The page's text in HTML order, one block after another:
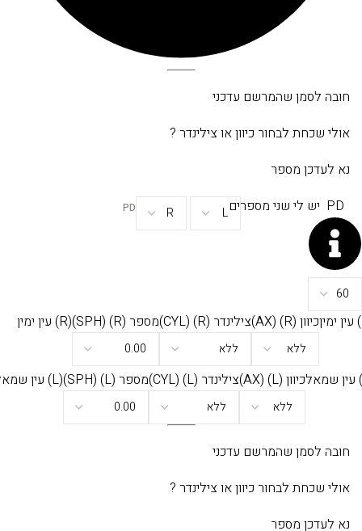
חובה לסמן שהמרשם עדכני
אולי שכחת לבחור כיוון או צילינדר ?
נא לעדכן מספר
PD יש לי שני מספרים PD
כיוון (R)
(AX) צילינדר (R)
(CYL) מספר (R)
(SPH) (R) עין ימין
כיוון (L)
(AX) צילינדר (L)
(CYL) מספר (L)
(SPH) (L) עין שמאל
חובה לסמן שהמרשם עדכני
אולי שכחת לבחור כיוון או צילינדר ?
נא לעדכן מספר